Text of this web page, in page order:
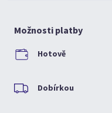
Možnosti platby
Hotově
Dobírkou